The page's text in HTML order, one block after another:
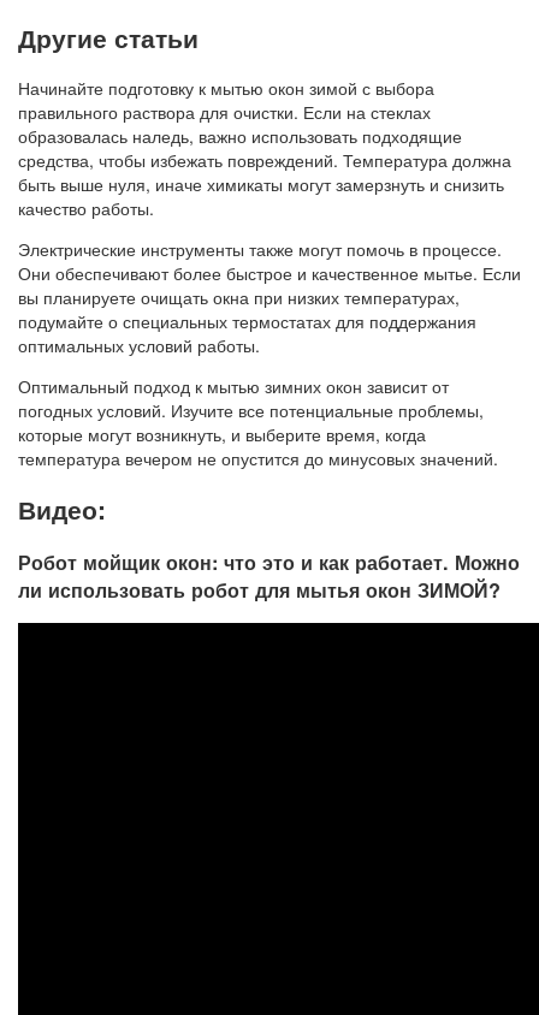
Другие статьи
Начинайте подготовку к мытью окон зимой с выбора
правильного раствора для очистки. Если на стеклах
образовалась наледь, важно использовать подходящие
средства, чтобы избежать повреждений. Температура должна
быть выше нуля, иначе химикаты могут замерзнуть и снизить
качество работы.
Электрические инструменты также могут помочь в процессе.
Они обеспечивают более быстрое и качественное мытье. Если
вы планируете очищать окна при низких температурах,
подумайте о специальных термостатах для поддержания
оптимальных условий работы.
Оптимальный подход к мытью зимних окон зависит от
погодных условий. Изучите все потенциальные проблемы,
которые могут возникнуть, и выберите время, когда
температура вечером не опустится до минусовых значений.
Видео:
Робот мойщик окон: что это и как работает. Можно
ли использовать робот для мытья окон ЗИМОЙ?